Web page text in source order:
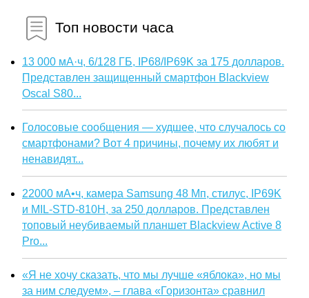
Топ новости часа
13 000 мА·ч, 6/128 ГБ, IP68/IP69K за 175 долларов.
Представлен защищенный смартфон Blackview
Oscal S80...
Голосовые сообщения — худшее, что случалось со
смартфонами? Вот 4 причины, почему их любят и
ненавидят...
22000 мА•ч, камера Samsung 48 Мп, стилус, IP69K
и MIL-STD-810H, за 250 долларов. Представлен
топовый неубиваемый планшет Blackview Active 8
Pro...
«Я не хочу сказать, что мы лучше «яблока», но мы
за ним следуем», – глава «Горизонта» сравнил